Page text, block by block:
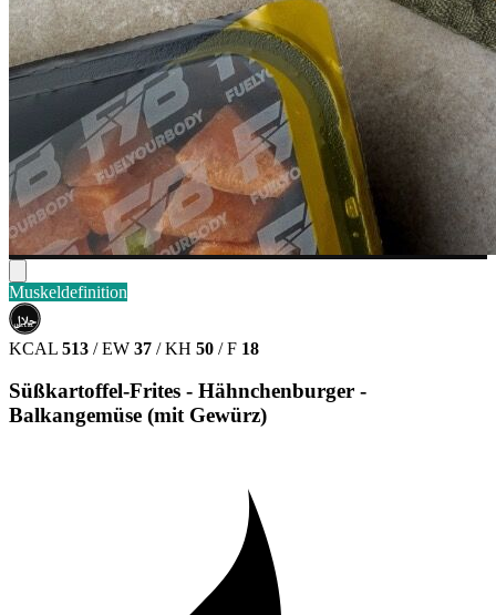
Muskeldefinition
حلال
HALAL
KCAL 513 / EW 37 / KH 50 / F 18
Süßkartoffel-Frites - Hähnchenburger -
Balkangemüse (mit Gewürz)